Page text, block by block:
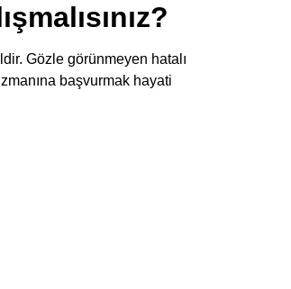
Gözle görünmeyen hatalı
başvurmak hayati